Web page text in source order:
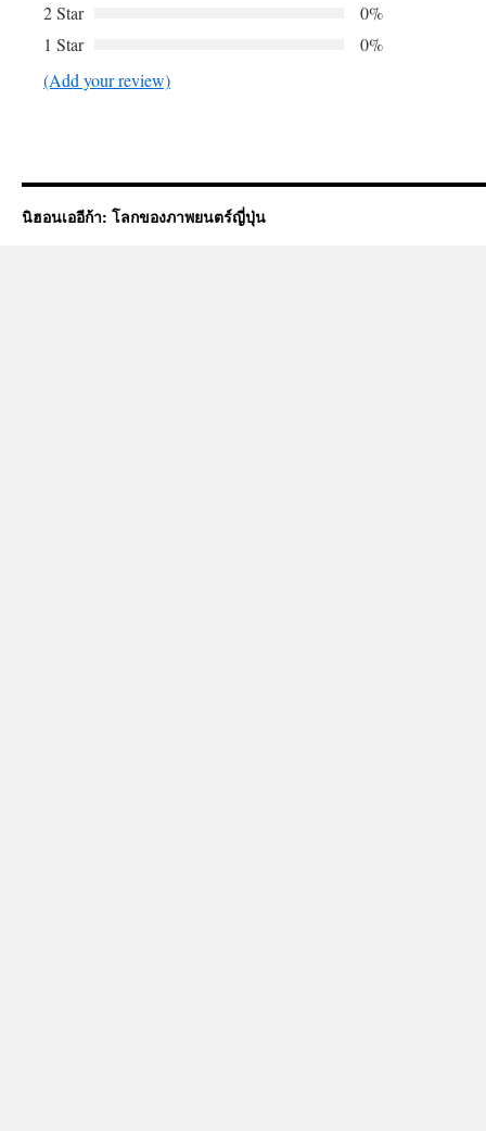
2 Star
0%
1 Star
0%
(Add your review)
นิฮอนเออีก้า: โลกของภาพยนตร์ญี่ปุ่น